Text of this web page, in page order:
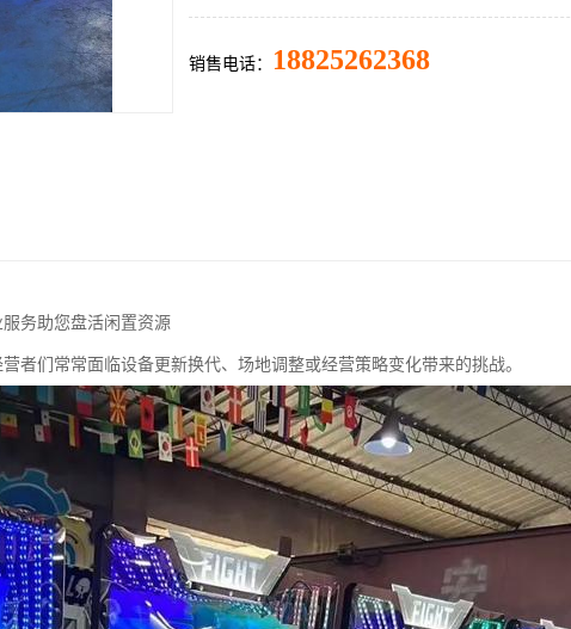
销售电话： 18825262368
务助您盘活闲置资源
者们常常面临设备更新换代、场地调整或经营策略变化带来的挑战。